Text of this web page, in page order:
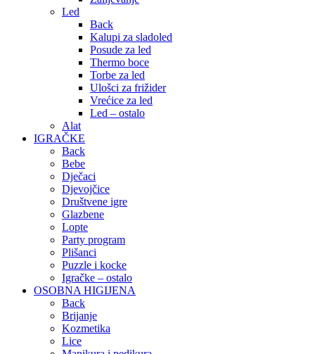
Led
Back
Kalupi za sladoled
Posude za led
Thermo boce
Torbe za led
Ulošci za frižider
Vrećice za led
Led – ostalo
Alat
IGRAČKE
Back
Bebe
Dječaci
Djevojčice
Društvene igre
Glazbene
Lopte
Party program
Plišanci
Puzzle i kocke
Igračke – ostalo
OSOBNA HIGIJENA
Back
Brijanje
Kozmetika
Lice